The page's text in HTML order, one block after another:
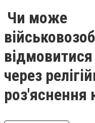
Чи може
відмовитися
через
роз'яснення